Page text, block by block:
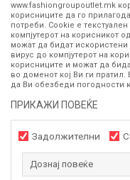
Сите информации околу
онлајн продавница се
меѓутоа не можеме да
пак дека сите
Фотографиите се
дојде до потреба за замена
контактирајте не на
маил
©2026https://
www.fashiongroupoutlet.mk
корисниците да го
потреби. Cookie е
компјутерот на корисникот
можат да бидат искористени
вирус до компјутерот на
корисниците и можат да
во доменот кој Ви ги
да Ви обезбеди погодности
ПРИКАЖИ ПОВЕЌЕ
Задолжителни
Дознај повеќе